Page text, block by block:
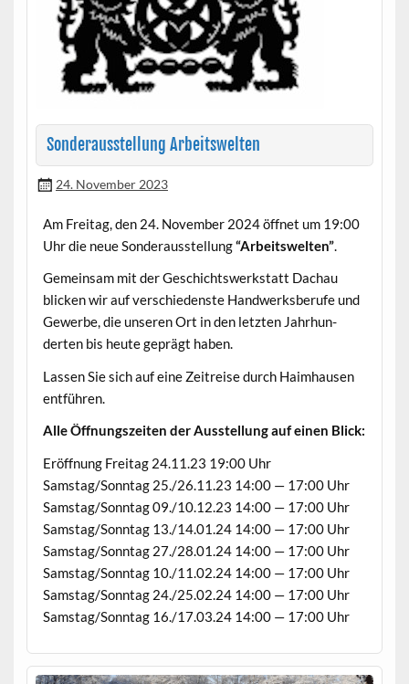
Sonderausstellung Arbeitswelten
24. November 2023
Am Fre­itag, den 24. Novem­ber 2024 öffnet um 19:00
Uhr die neue Son­der­ausstel­lung“Arbeitswel­ten”.
Gemein­sam mit der Geschichtswerk­statt Dachau
blick­en wir auf ver­schieden­ste Handw­erks­berufe und
Gewerbe, die unseren Ort in den let­zten Jahrhun­
derten bis heute geprägt haben.
Lassen Sie sich auf eine Zeitreise durch Haimhausen
entführen.
Alle Öff­nungszeit­en der Ausstel­lung auf einen Blick:
Eröff­nung Fre­itag 24.11.23 19:00 Uhr
Samstag/Sonntag 25./26.11.23 14:00 — 17:00 Uhr
Samstag/Sonntag 09./10.12.23 14:00 — 17:00 Uhr
Samstag/Sonntag 13./14.01.24 14:00 — 17:00 Uhr
Samstag/Sonntag 27./28.01.24 14:00 — 17:00 Uhr
Samstag/Sonntag 10./11.02.24 14:00 — 17:00 Uhr
Samstag/Sonntag 24./25.02.24 14:00 — 17:00 Uhr
Samstag/Sonntag 16./17.03.24 14:00 — 17:00 Uhr